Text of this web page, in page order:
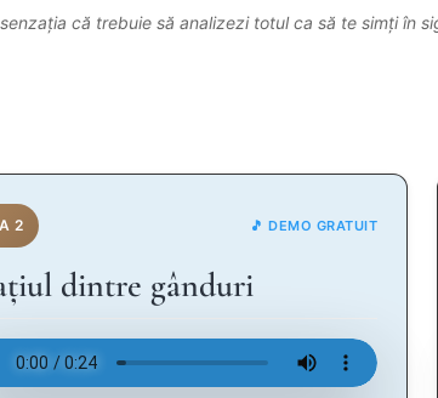
că trebuie să analizezi totul ca să te simți în
2 🎵 DEMO GRATUIT
dintre gânduri